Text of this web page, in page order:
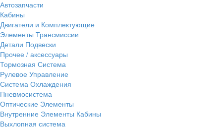
Автозапчасти
Кабины
Двигатели и Комплектующие
Элементы Трансмиссии
Детали Подвески
Прочее / аксессуары
Тормозная Система
Рулевое Управление
Система Охлаждения
Пневмосистема
Оптические Элементы
Внутренние Элементы Кабины
Выхлопная система